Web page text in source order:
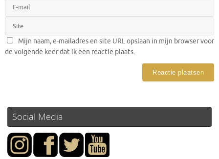
Mijn naam, e-mailadres en site URL opslaan in mijn browser voor
de volgende keer dat ik een reactie plaats.
Social Media